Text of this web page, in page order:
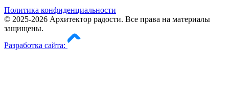
Политика конфиденциальности
© 2025-2026 Архитектор радости. Все права на материалы
защищены.
Разработка сайта: